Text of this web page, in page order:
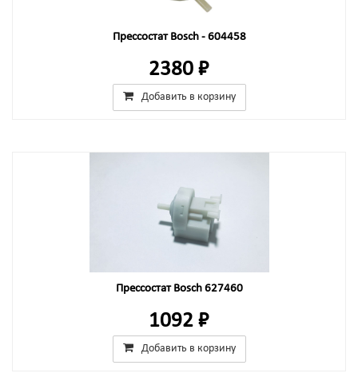
Прессостат Bosch - 604458
2380 ₽
Добавить в корзину
Прессостат Bosch 627460
1092 ₽
Добавить в корзину